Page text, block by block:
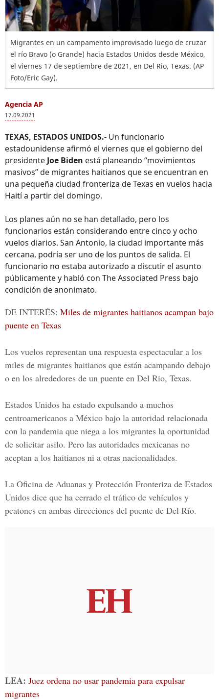
Migrantes en un campamento improvisado luego de cruzar
el río Bravo (o Grande) hacia Estados Unidos desde México,
el viernes 17 de septiembre de 2021, en Del Rio, Texas. (AP
Foto/Eric Gay).
Agencia AP
17.09.2021
TEXAS, ESTADOS UNIDOS.- Un funcionario
estadounidense afirmó el viernes que el gobierno del
presidente Joe Biden está planeando “movimientos
masivos” de migrantes haitianos que se encuentran en
una pequeña ciudad fronteriza de Texas en vuelos hacia
Haití a partir del domingo.
Los planes aún no se han detallado, pero los
funcionarios están considerando entre cinco y ocho
vuelos diarios. San Antonio, la ciudad importante más
cercana, podría ser uno de los puntos de salida. El
funcionario no estaba autorizado a discutir el asunto
públicamente y habló con The Associated Press bajo
condición de anonimato.
DE INTERÉS: Miles de migrantes haitianos acampan bajo
puente en Texas
Los vuelos representan una respuesta espectacular a los
miles de migrantes haitianos que están acampando debajo
o en los alrededores de un puente en Del Rio, Texas.
Estados Unidos ha estado expulsando a muchos
centroamericanos a México bajo la autoridad relacionada
con la pandemia que niega a los migrantes la oportunidad
de solicitar asilo. Pero las autoridades mexicanas no
aceptan a los haitianos ni a otras nacionalidades.
La Oficina de Aduanas y Protección Fronteriza de Estados
Unidos dice que ha cerrado el tráfico de vehículos y
peatones en ambas direcciones del puente de Del Río.
LEA: Juez ordena no usar pandemia para expulsar
migrantes